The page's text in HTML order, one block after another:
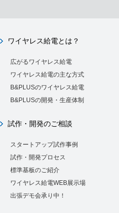
ワイヤレス給電とは？
広がるワイヤレス給電
ワイヤレス給電の主な方式
B&PLUSのワイヤレス給電
B&PLUSの開発・生産体制
試作・開発のご相談
スタートアップ試作事例
試作・開発プロセス
標準基板のご紹介
ワイヤレス給電WEB展示場
出張デモ会承り中！